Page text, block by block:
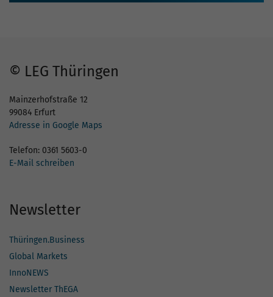
© LEG Thüringen
Mainzerhofstraße 12
99084 Erfurt
Adresse in Google Maps
Telefon: 0361 5603-0
E-Mail schreiben
Newsletter
Thüringen.Business
Global Markets
InnoNEWS
Newsletter ThEGA